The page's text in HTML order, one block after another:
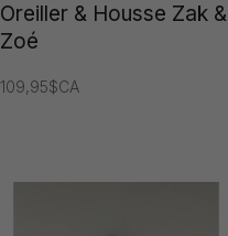
Oreiller & Housse Zak &
Zoé
109,95$CA